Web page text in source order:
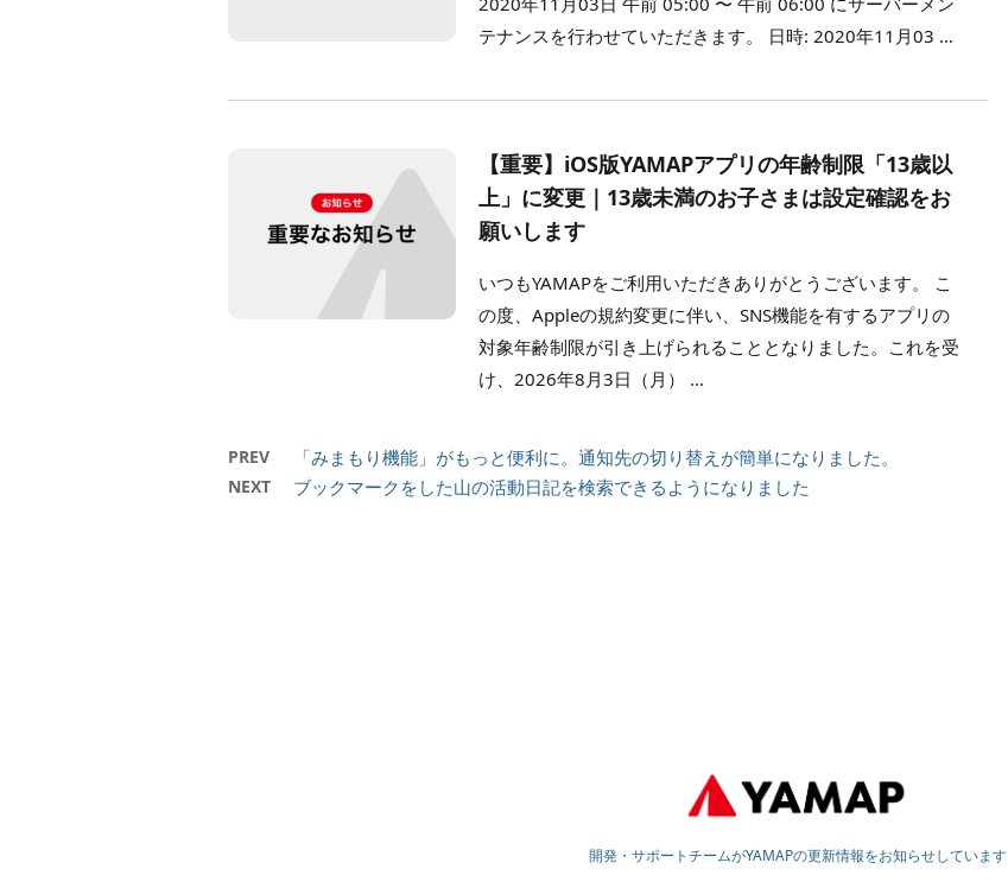
テナンスを行わせていただきます。 日時: 2020年11月03 …
【重要】iOS版YAMAPアプリの年齢制限「13歳以
上」に変更｜13歳未満のお子さまは設定確認をお
願いします
いつもYAMAPをご利用いただきありがとうございます。 こ
の度、Appleの規約変更に伴い、SNS機能を有するアプリの
対象年齢制限が引き上げられることとなりました。これを受
け、2026年8月3日（月） …
PREV 「みまもり機能」がもっと便利に。通知先の切り替えが簡単になりました。
NEXT ブックマークをした山の活動日記を検索できるようになりました
開発・サポートチームがYAMAPの更新情報をお知らせしています